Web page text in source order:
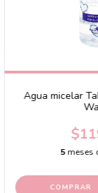
Agua micelar
5meses